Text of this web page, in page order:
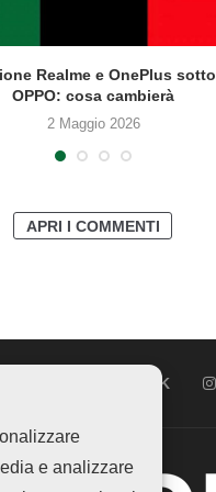
e analizzare
Realme e OnePlus sotto
OPPO: cosa cambierà
2 Maggio 2026
APRI I COMMENTI
FACEBOOK